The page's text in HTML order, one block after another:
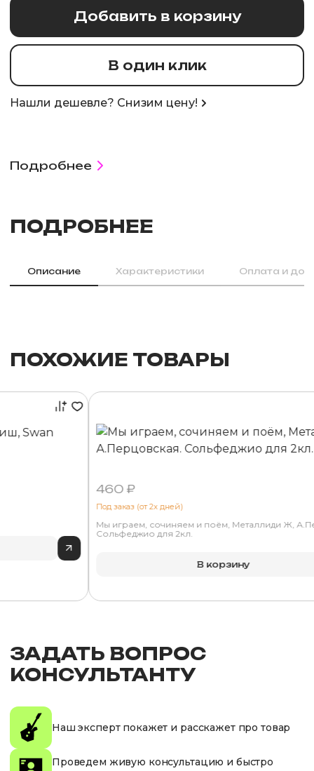
Добавить в корзину
В один клик
Нашли дешевле? Снизим цену!
Подробнее
ПОДРОБНЕЕ
Описание Характеристики Оплата и
ПОХОЖИЕ ТОВАРЫ
460 ₽
Под заказ (от 2х дней)
Мы играем, сочиняем и поём, Металлиди Ж,
Сольфеджио для 2кл.
В корзину
ЗАДАТЬ ВОПРОС
КОНСУЛЬТАНТУ
Наш эксперт покажет и расскажет про товар
Проведем живую консультацию и быстро